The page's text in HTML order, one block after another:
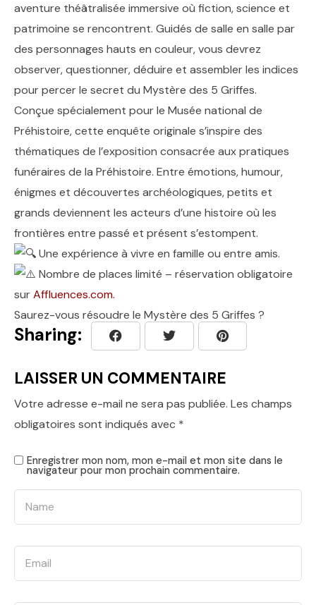
aventure théâtralisée immersive où fiction, science et
patrimoine se rencontrent. Guidés de salle en salle par
des personnages hauts en couleur, vous devrez
observer, questionner, déduire et assembler les indices
pour percer le secret du Mystère des 5 Griffes.
Conçue spécialement pour le Musée national de
Préhistoire, cette enquête originale s’inspire des
thématiques de l’exposition consacrée aux pratiques
funéraires de la Préhistoire. Entre émotions, humour,
énigmes et découvertes archéologiques, petits et
grands deviennent les acteurs d’une histoire où les
frontières entre passé et présent s’estompent.
Une expérience à vivre en famille ou entre amis.
Nombre de places limité – réservation obligatoire
surAffluences.com.
Saurez-vous résoudre le Mystère des 5 Griffes ?
Sharing:
LAISSER UN COMMENTAIRE
Votre adresse e-mail ne sera pas publiée. Les champs
obligatoires sont indiqués avec *
Enregistrer mon nom, mon e-mail et mon site dans le
navigateur pour mon prochain commentaire.